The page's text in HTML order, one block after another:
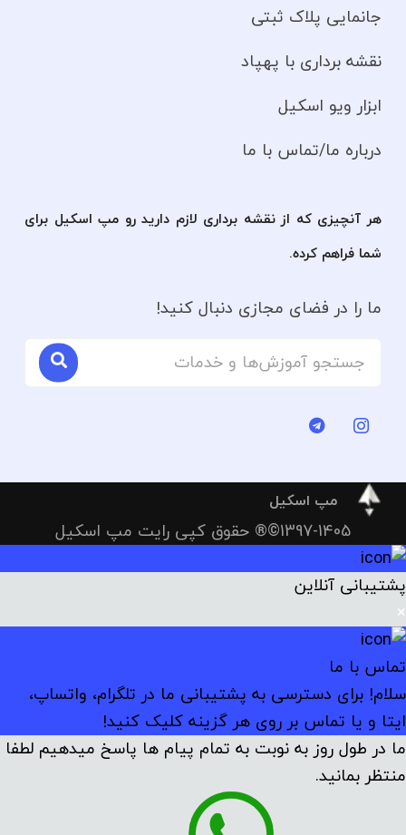
جانمایی پلاک ثبتی
نقشه برداری با پهپاد
ابزار ویو اسکیل
درباره ما/تماس با ما
هر آنچیزی که از نقشه برداری لازم دارید رو مپ اسکیل برای
شما فراهم کرده.
ما را در فضای مجازی دنبال کنید!
مپ اسکیل
1397-1405©® حقوق کپی رایت مپ اسکیل
پشتیبانی آنلاین
×
تماس با ما
سلام! برای دسترسی به پشتیبانی ما در تلگرام، واتساپ،
ایتا و یا تماس بر روی هر گزینه کلیک کنید!
ما در طول روز به نوبت به تمام پیام ها پاسخ میدهیم لطفا
منتظر بمانید.